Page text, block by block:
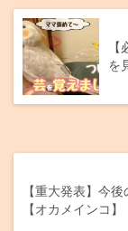
を
【重大発表】今
【オカメインコ】